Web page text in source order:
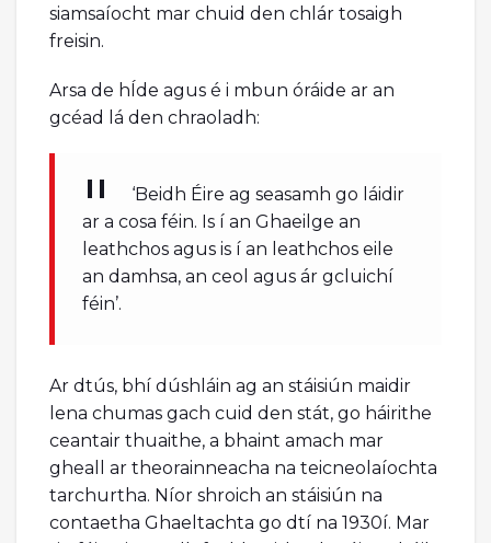
siamsaíocht mar chuid den chlár tosaigh
freisin.
Arsa de hÍde agus é i mbun óráide ar an
gcéad lá den chraoladh:
‘Beidh Éire ag seasamh go láidir
ar a cosa féin. Is í an Ghaeilge an
leathchos agus is í an leathchos eile
an damhsa, an ceol agus ár gcluichí
féin’.
Ar dtús, bhí dúshláin ag an stáisiún maidir
lena chumas gach cuid den stát, go háirithe
ceantair thuaithe, a bhaint amach mar
gheall ar theorainneacha na teicneolaíochta
tarchurtha. Níor shroich an stáisiún na
contaetha Ghaeltachta go dtí na 1930í. Mar